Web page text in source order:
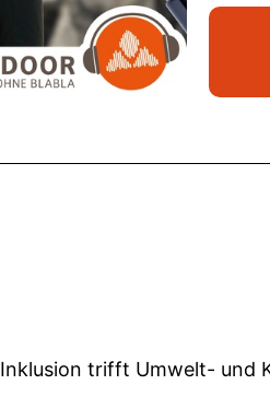
Inklusion trifft Umwelt- und